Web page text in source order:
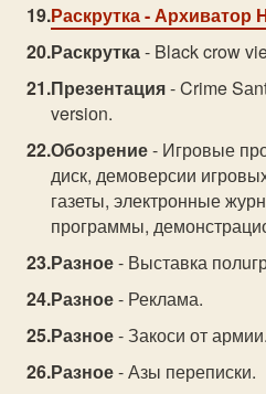
Раскрутка- Архиватор
Раскрутка- Black crow
Презентация- Crime
versiоn.
Обозрение- Игровые
диск, демоверсии
газеты, электронные
программы,
Разное- Выставка
Разное- Реклама.
Разное- Закоси от армии.
Разное- Азы переписки.